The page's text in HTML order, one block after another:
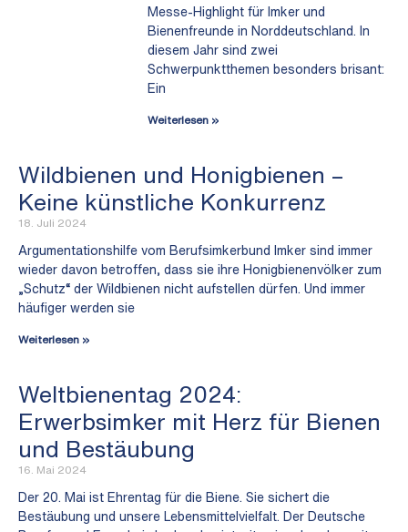
Messe-Highlight für Imker und
Bienenfreunde in Norddeutschland. In
diesem Jahr sind zwei
Schwerpunktthemen besonders brisant:
Ein
Weiterlesen »
Wildbienen und Honigbienen –
Keine künstliche Konkurrenz
18. Juli 2024
Argumentationshilfe vom Berufsimkerbund Imker sind immer
wieder davon betroffen, dass sie ihre Honigbienenvölker zum
„Schutz“ der Wildbienen nicht aufstellen dürfen. Und immer
häufiger werden sie
Weiterlesen »
Weltbienentag 2024:
Erwerbsimker mit Herz für Bienen
und Bestäubung
16. Mai 2024
Der 20. Mai ist Ehrentag für die Biene. Sie sichert die
Bestäubung und unsere Lebensmittelvielfalt. Der Deutsche